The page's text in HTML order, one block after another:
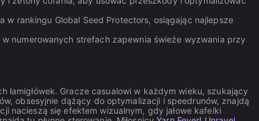
w rankingu Global Seed Protectors, osiągając najlepsze
numerowanych strefach zapewnia świeże wyzwania przy
Gracze casualowi w każdym wieku, szukający
obsesyjnie dążący do optymalizacji i speedrunów, znajdą
nacieszą się efektem wizualnym, gdy jałowe kafelki